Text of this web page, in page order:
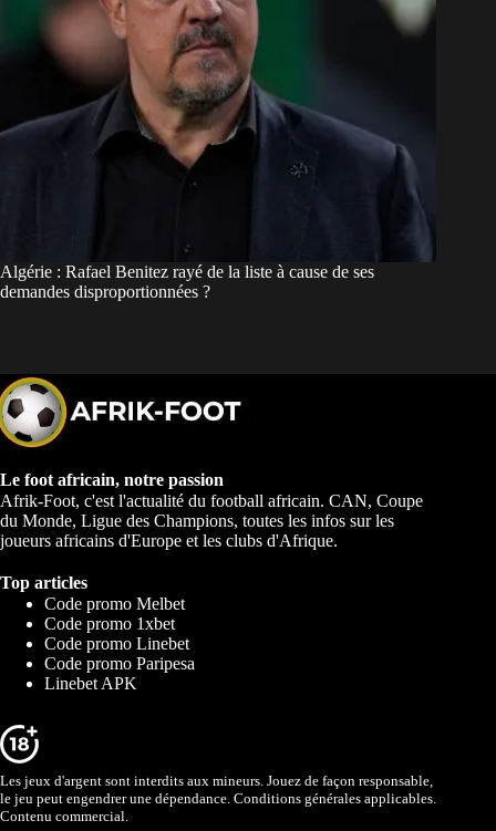
Algérie : Rafael Benitez rayé de la liste à cause de ses
demandes disproportionnées ?
Le foot africain, notre passion
Afrik-Foot, c'est l'actualité du football africain. CAN, Coupe
du Monde, Ligue des Champions, toutes les infos sur les
joueurs africains d'Europe et les clubs d'Afrique.
Top articles
Code promo Melbet
Code promo 1xbet
Code promo Linebet
Code promo Paripesa
Linebet APK
Les jeux d'argent sont interdits aux mineurs. Jouez de façon responsable,
le jeu peut engendrer une dépendance. Conditions générales applicables.
Contenu commercial.